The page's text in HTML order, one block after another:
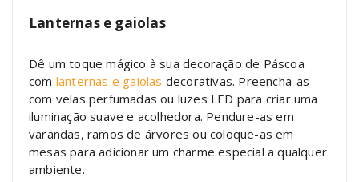
Lanternas e gaiolas
Dê um toque mágico à sua decoração de Páscoa
com lanternas e gaiolas decorativas. Preencha-as
com velas perfumadas ou luzes LED para criar uma
iluminação suave e acolhedora. Pendure-as em
varandas, ramos de árvores ou coloque-as em
mesas para adicionar um charme especial a qualquer
ambiente.